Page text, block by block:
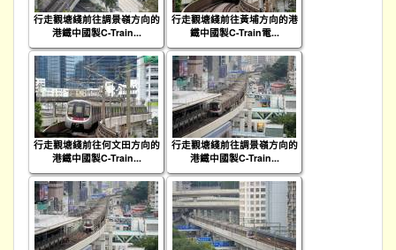
行走觀塘綫前往調景嶺方向的
港鐵中國製C-Train...
行走觀塘綫前往黃埔方向的港
鐵中國製C-Train電...
行走觀塘綫前往何文田方向的
港鐵中國製C-Train...
行走觀塘綫前往調景嶺方向的
港鐵中國製C-Train...